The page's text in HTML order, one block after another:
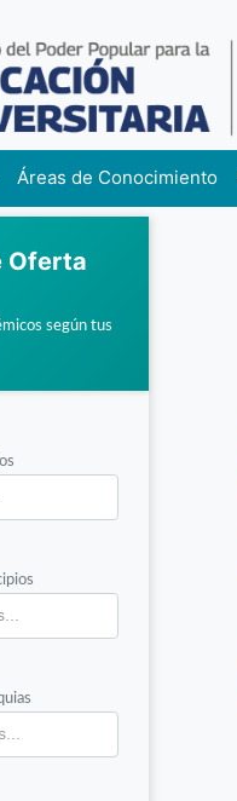
Áreas de Conocimiento
Oferta
según tus